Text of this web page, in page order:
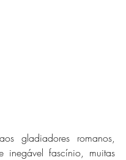
gladiadores romanos,
inegável fascínio, muitas